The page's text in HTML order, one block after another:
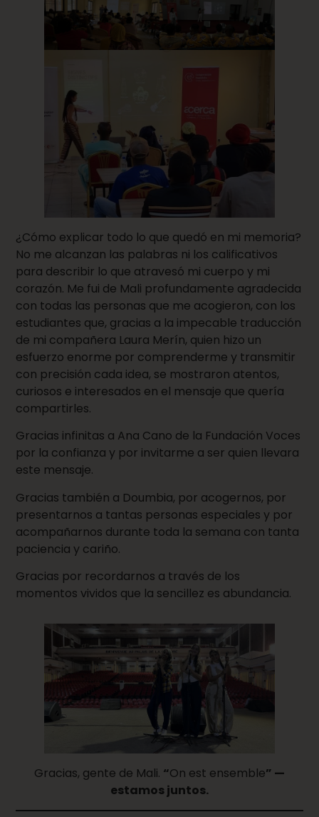
¿Cómo explicar todo lo que quedó en mi memoria?
No me alcanzan las palabras ni los calificativos
para describir lo que atravesó mi cuerpo y mi
corazón. Me fui de Mali profundamente agradecida
con todas las personas que me acogieron, con los
estudiantes que, gracias a la impecable traducción
de mi compañera Laura Merín, quien hizo un
esfuerzo enorme por comprenderme y transmitir
con precisión cada idea, se mostraron atentos,
curiosos e interesados en el mensaje que quería
compartirles.
Gracias infinitas a Ana Cano de la Fundación Voces
por la confianza y por invitarme a ser quien llevara
este mensaje.
Gracias también a Doumbia, por acogernos, por
presentarnos a tantas personas especiales y por
acompañarnos durante toda la semana con tanta
paciencia y cariño.
Gracias por recordarnos a través de los
momentos vividos que la sencillez es abundancia.
Gracias, gente de Mali. “On est ensemble” —
estamos juntos.